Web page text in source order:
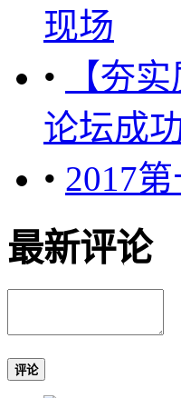
现场
•
【夯
论坛成
• 2017
最新评论
评论